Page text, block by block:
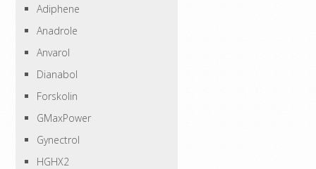
Adiphene
Anadrole
Anvarol
Dianabol
Forskolin
GMaxPower
Gynectrol
HGHX2